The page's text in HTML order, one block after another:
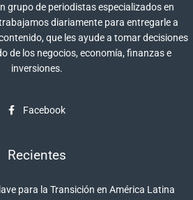
grupo de periodistas especializados en
diariamente para entregarle a
que les ayude a tomar decisiones
de los negocios, economía, finanzas e
inversiones.
Facebook
Recientes
para la Transición en América Latina